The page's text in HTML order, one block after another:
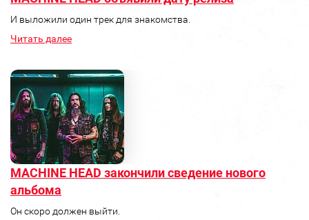
И выложили один трек для знакомства.
Читать далее
MACHINE HEAD закончили сведение нового
альбома
Он скоро должен выйти.